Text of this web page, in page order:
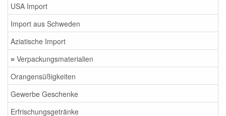
USA Import
Import aus Schweden
Aziatische Import
≡ Verpackungsmaterialien
Orangensüßigkeiten
Gewerbe Geschenke
Erfrischungsgetränke